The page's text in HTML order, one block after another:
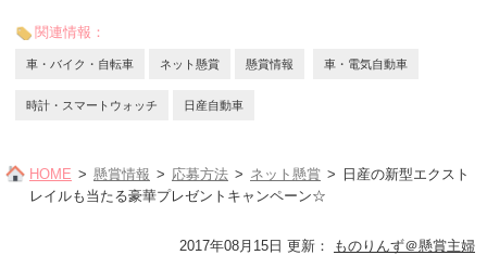
関連情報：
車・バイク・自転車 ネット懸賞 懸賞情報 車・電気自動車
時計・スマートウォッチ 日産自動車
HOME 懸賞情報 応募方法 ネット懸賞
日産の新型エクスト
レイルも当たる豪華プレゼントキャンペーン☆
2017年08月15日 更新 ： ものりんず＠懸賞主婦